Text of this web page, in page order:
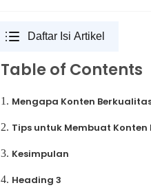
Daftar Isi Artikel
Table of Contents
1. Mengapa Konten
2. Tips untuk Membuat Konten
3. Kesimpulan
4. Heading 3